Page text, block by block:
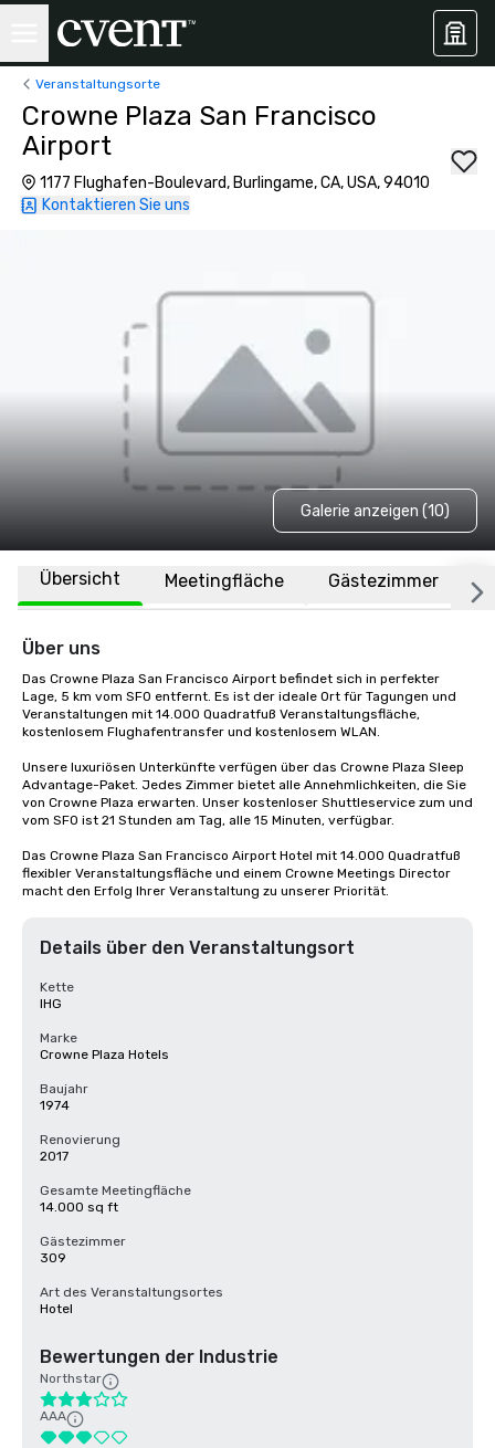
Veranstaltungsorte
Crowne Plaza San Francisco
Airport
1177 Flughafen-Boulevard, Burlingame, CA, USA, 94010
Kontaktieren Sie uns
Galerie anzeigen (10)
Übersicht Meetingfläche Gästezimmer
Über uns
Das Crowne Plaza San Francisco Airport befindet sich in perfekter
Lage, 5 km vom SFO entfernt. Es ist der ideale Ort für Tagungen und
Veranstaltungen mit 14.000 Quadratfuß Veranstaltungsfläche,
kostenlosem Flughafentransfer und kostenlosem WLAN.
Unsere luxuriösen Unterkünfte verfügen über das Crowne Plaza Sleep
Advantage-Paket. Jedes Zimmer bietet alle Annehmlichkeiten, die Sie
von Crowne Plaza erwarten. Unser kostenloser Shuttleservice zum und
vom SFO ist 21 Stunden am Tag, alle 15 Minuten, verfügbar.
Das Crowne Plaza San Francisco Airport Hotel mit 14.000 Quadratfuß
flexibler Veranstaltungsfläche und einem Crowne Meetings Director
macht den Erfolg Ihrer Veranstaltung zu unserer Priorität.
Details über den Veranstaltungsort
Kette
IHG
Marke
Crowne Plaza Hotels
Baujahr
1974
Renovierung
2017
Gesamte Meetingfläche
14.000 sq ft
Gästezimmer
309
Art des Veranstaltungsortes
Hotel
Bewertungen der Industrie
Northstar
AAA